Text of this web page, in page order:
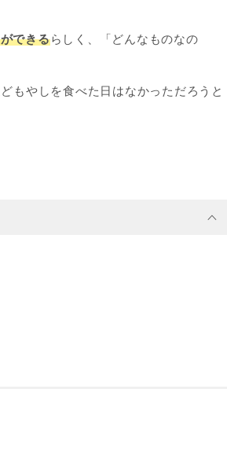
できるらしく、「どんなものなの
どもやしを食べた日はなかっただろうと